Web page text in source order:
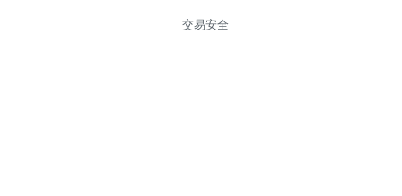
交易安全